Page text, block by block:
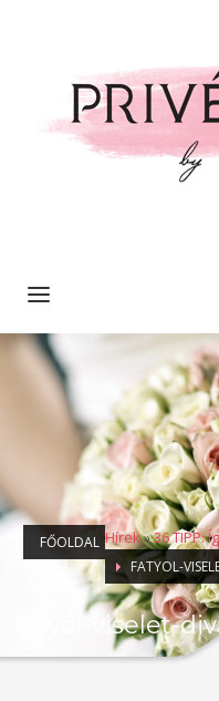
FŐOLDAL Hírek»36 TIPP:
FATYOL-
fatyol-viselet-